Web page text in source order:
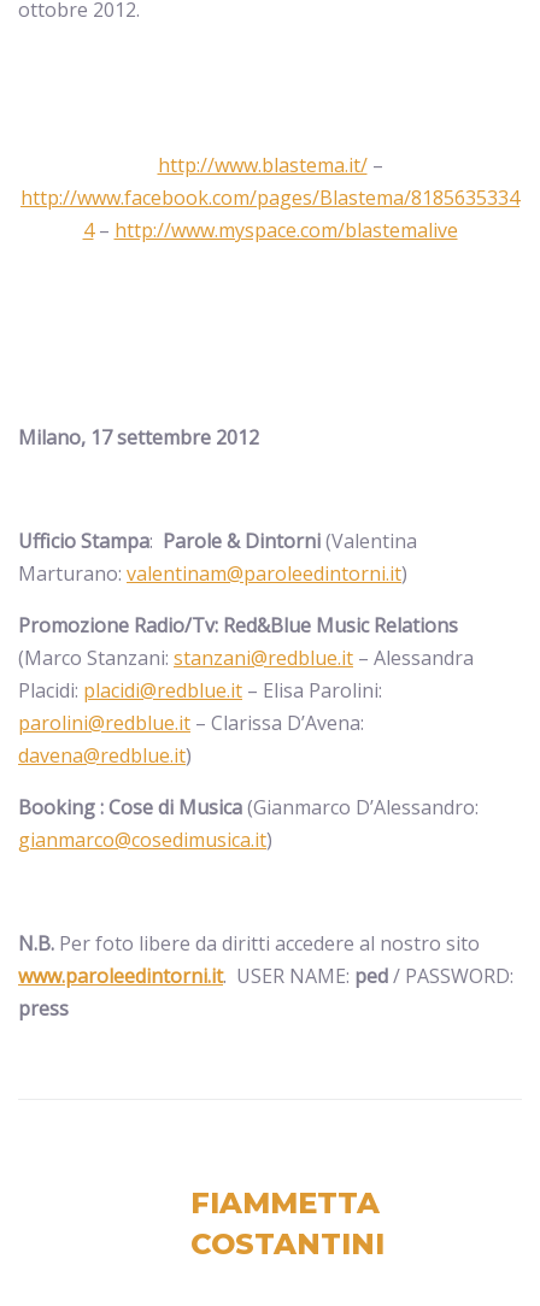
ottobre 2012.
http://www.blastema.it/–
http://www.facebook.com/pages/Blastema/8185635334
4– http://www.myspace.com/blastemalive
Milano, 17 settembre 2012
Ufficio Stampa: Parole & Dintorni(Valentina
Marturano: valentinam@paroleedintorni.it)
Promozione Radio/Tv: Red&Blue Music Relations
(Marco Stanzani: stanzani@redblue.it – Alessandra
Placidi: placidi@redblue.it – Elisa Parolini:
parolini@redblue.it – Clarissa D’Avena:
davena@redblue.it)
Booking : Cose di Musica(Gianmarco D’Alessandro:
gianmarco@cosedimusica.it)
N.B. Per foto libere da diritti accedere al nostro sito
www.paroleedintorni.it. USER NAME: ped/ PASSWORD:
press
FIAMMETTA
COSTANTINI